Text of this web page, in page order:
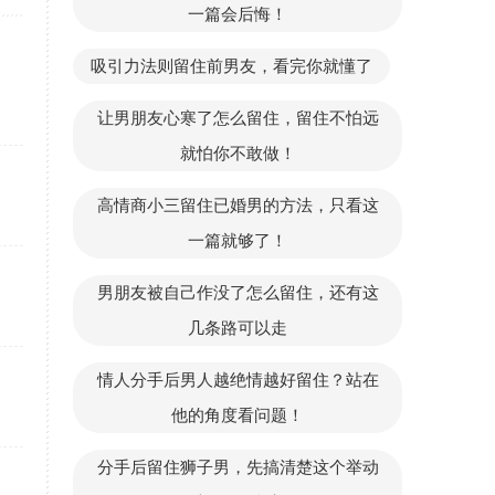
一篇会后悔！
吸引力法则留住前男友，看完你就懂了
让男朋友心寒了怎么留住，留住不怕远
就怕你不敢做！
高情商小三留住已婚男的方法，只看这
一篇就够了！
男朋友被自己作没了怎么留住，还有这
几条路可以走
情人分手后男人越绝情越好留住？站在
他的角度看问题！
分手后留住狮子男，先搞清楚这个举动